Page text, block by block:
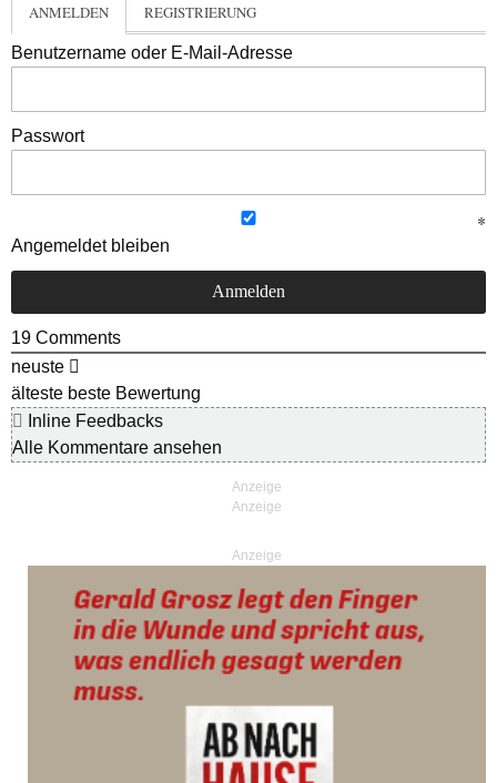
ANMELDEN REGISTRIERUNG
Benutzername oder E-Mail-Adresse
Passwort
Angemeldet bleiben
19 Comments
neuste
älteste beste Bewertung
Inline Feedbacks
Alle Kommentare ansehen
Anzeige